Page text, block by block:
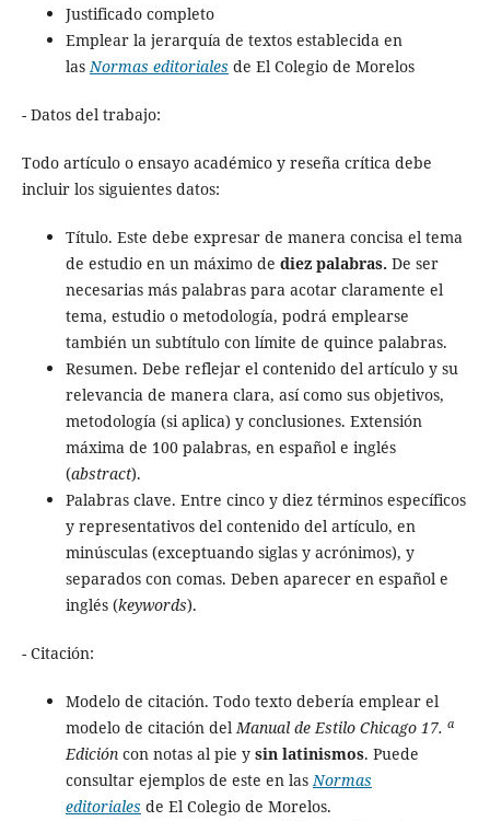
Justificado completo
Emplear la jerarquí­a de textos establecida en
lasNormas editoriales de El Colegio de Morelos
- Datos del trabajo:
Todo artículo o ensayo académico y reseña crítica debe
incluir los siguientes datos:
Título. Este debe expresar de manera concisa el tema
de estudio en un máximo de diez palabras. De ser
necesarias más palabras para acotar claramente el
tema, estudio o metodología, podrá emplearse
también un subtítulo con límite de quince palabras.
Resumen. Debe reflejar el contenido del artículo y su
relevancia de manera clara, así como sus objetivos,
metodología (si aplica) y conclusiones. Extensión
máxima de 100 palabras, en español e inglés
(abstract).
Palabras clave. Entre cinco y diez términos específicos
y representativos del contenido del artículo, en
minúsculas (exceptuando siglas y acrónimos), y
separados con comas. Deben aparecer en español e
inglés (keywords).
- Citación:
Modelo de citación. Todo texto debería emplear el
modelo de citación delManual de Estilo Chicago 17. a
Edicióncon notas al pie y sin latinismos. Puede
consultar ejemplos de este en lasNormas
editoriales de El Colegio de Morelos.